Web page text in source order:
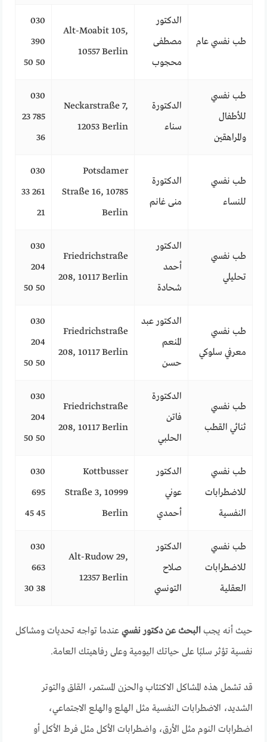
طب نفسي عام
الدكتور
مصطفى
محجوب
Alt-Moabit 105,
10557 Berlin
030
390
50 50
طب نفسي
للأطفال
والمراهقين
الدكتورة
سناء
Neckarstraße 7,
12053 Berlin
030
785 23
36
طب نفسي
للنساء
الدكتورة
منى غانم
Potsdamer
Straße 16, 10785
Berlin
030
261 33
21
طب نفسي
تحليلي
الدكتور
أحمد
شحادة
Friedrichstraße
208, 10117 Berlin
030
204
50 50
طب نفسي
معرفي سلوكي
الدكتور عبد
المنعم
حسن
Friedrichstraße
208, 10117 Berlin
030
204
50 50
طب نفسي
ثنائي القطب
الدكتورة
فاتن
الحلبي
Friedrichstraße
208, 10117 Berlin
030
204
50 50
طب نفسي
للاضطرابات
النفسية
الدكتور
عوني
أحمدي
Kottbusser
Straße 3, 10999
Berlin
030
695
45 45
طب نفسي
للاضطرابات
العقلية
الدكتور
صلاح
التونسي
Alt-Rudow 29,
12357 Berlin
030
663
38 30
حيث أنه يجبالبحث عن دكتور نفسي عندما تواجه تحديات ومشاكل
نفسية تؤثر سلبًا على حياتك اليومية وعلى رفاهيتك العامة.
قد تشمل هذه المشاكل الاكتئاب والحزن المستمر، القلق والتوتر
الشديد، الاضطرابات النفسية مثل الهلع والهلع الاجتماعي،
اضطرابات النوم مثل الأرق، واضطرابات الأكل مثل فرط الأكل أو